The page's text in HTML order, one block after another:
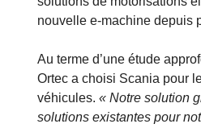
nouvelle e-machine depuis
Au terme d’une étude
Ortec a choisi Scania pour
véhicules. « Notre solution
solutions existantes pour